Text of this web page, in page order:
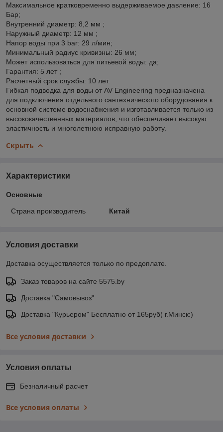
Максимальное кратковременно выдерживаемое давление: 16
Бар;
Внутренний диаметр: 8,2 мм ;
Наружный диаметр: 12 мм ;
Напор воды при 3 bar: 29 л/мин;
Минимальный радиус кривизны: 26 мм;
Может использоваться для питьевой воды: да;
Гарантия: 5 лет ;
Расчетный срок службы: 10 лет.
Гибкая подводка для воды от AV Engineering предназначена
для подключения отдельного сантехнического оборудования к
основной системе водоснабжения и изготавливается только из
высококачественных материалов, что обеспечивает высокую
эластичность и многолетнюю исправную работу.
Скрыть
Характеристики
Основные
Страна производитель Китай
Условия доставки
Доставка осуществляется только по предоплате.
Заказ товаров на сайте 5575.by
Доставка "Самовывоз"
Доставка "Курьером" Бесплатно от 165руб( г.Минск:)
Все условия доставки
Условия оплаты
Безналичный расчет
Все условия оплаты